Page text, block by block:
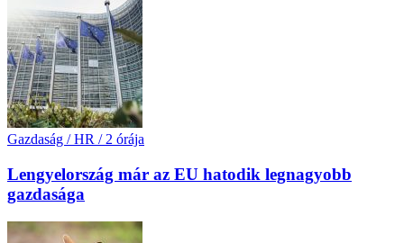
Gazdaság / HR / 2 órája
Lengyelország már az EU hatodik legnagyobb
gazdasága